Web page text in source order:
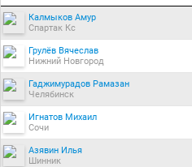
Калмыков Амур
Спартак Кс
Грулёв Вячеслав
Нижний Новгород
Гаджимурадов Рамазан
Челябинск
Игнатов Михаил
Сочи
Азявин Илья
Шинник